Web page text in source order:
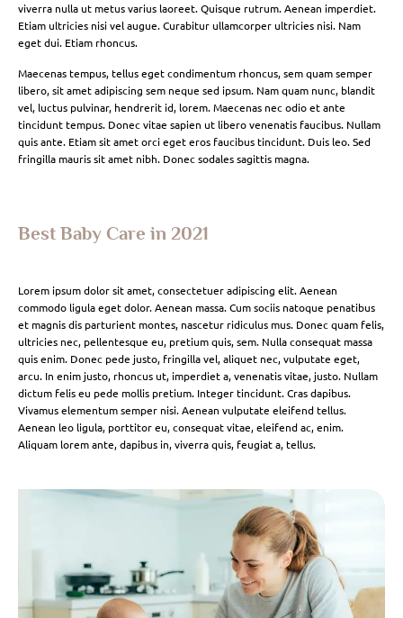
viverra nulla ut metus varius laoreet. Quisque rutrum. Aenean imperdiet.
Etiam ultricies nisi vel augue. Curabitur ullamcorper ultricies nisi. Nam
eget dui. Etiam rhoncus.
Maecenas tempus, tellus eget condimentum rhoncus, sem quam semper
libero, sit amet adipiscing sem neque sed ipsum. Nam quam nunc, blandit
vel, luctus pulvinar, hendrerit id, lorem. Maecenas nec odio et ante
tincidunt tempus. Donec vitae sapien ut libero venenatis faucibus. Nullam
quis ante. Etiam sit amet orci eget eros faucibus tincidunt. Duis leo. Sed
fringilla mauris sit amet nibh. Donec sodales sagittis magna.
Best Baby Care in 2021
Lorem ipsum dolor sit amet, consectetuer adipiscing elit. Aenean
commodo ligula eget dolor. Aenean massa. Cum sociis natoque penatibus
et magnis dis parturient montes, nascetur ridiculus mus. Donec quam felis,
ultricies nec, pellentesque eu, pretium quis, sem. Nulla consequat massa
quis enim. Donec pede justo, fringilla vel, aliquet nec, vulputate eget,
arcu. In enim justo, rhoncus ut, imperdiet a, venenatis vitae, justo. Nullam
dictum felis eu pede mollis pretium. Integer tincidunt. Cras dapibus.
Vivamus elementum semper nisi. Aenean vulputate eleifend tellus.
Aenean leo ligula, porttitor eu, consequat vitae, eleifend ac, enim.
Aliquam lorem ante, dapibus in, viverra quis, feugiat a, tellus.